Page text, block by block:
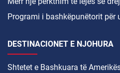
Programi i bashkëpunëtorit për
DESTINACIONET E NJOHURA
Shtetet e Bashkuara të